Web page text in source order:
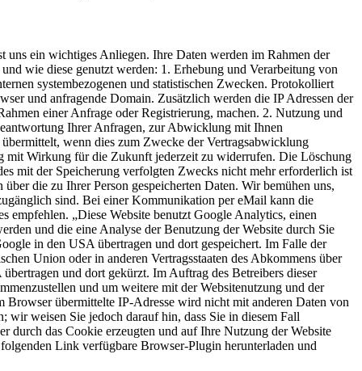
uns ein wichtiges Anliegen. Ihre Daten werden im Rahmen der
wie diese genutzt werden: 1. Erhebung und Verarbeitung von
systembezogenen und statistischen Zwecken. Protokolliert
und anfragende Domain. Zusätzlich werden die IP Adressen der
einer Anfrage oder Registrierung, machen. 2. Nutzung und
Ihrer Anfragen, zur Abwicklung mit Ihnen
wenn dies zum Zwecke der Vertragsabwicklung
mit Wirkung für die Zukunft jederzeit zu widerrufen. Die Löschung
mit der Speicherung verfolgten Zwecks nicht mehr erforderlich ist
die zu Ihrer Person gespeicherten Daten. Wir bemühen uns,
sind. Bei einer Kommunikation per eMail kann die
empfehlen. „Diese Website benutzt Google Analytics, einen
und die eine Analyse der Benutzung der Website durch Sie
in den USA übertragen und dort gespeichert. Im Falle der
Union oder in anderen Vertragsstaaten des Abkommens über
und dort gekürzt. Im Auftrag des Betreibers dieser
und um weitere mit der Websitenutzung und der
übermittelte IP-Adresse wird nicht mit anderen Daten von
wir weisen Sie jedoch darauf hin, dass Sie in diesem Fall
durch das Cookie erzeugten und auf Ihre Nutzung der Website
Link verfügbare Browser-Plugin herunterladen und